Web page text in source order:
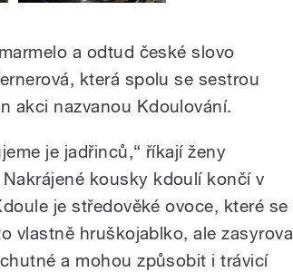
a odtud české slovo
která spolu se sestrou
akci nazvanou Kdoulování.
je jadřinců,“ říkají ženy
kousky kdoulí končí v
je středověké ovoce, které se
vlastně hruškojablko, ale zasyrova
a mohou způsobit i trávicí